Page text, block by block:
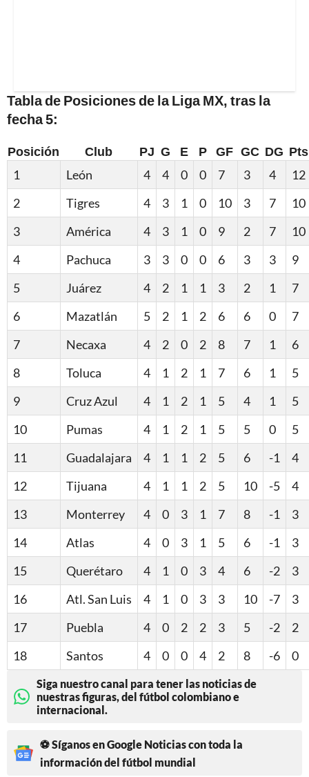
Tabla de Posiciones de la Liga MX, tras la
fecha 5:
Posición Club PJ G E P GF GC DG Pts
1
León 4 4 0 0 7 3 4
12
2
Tigres 4 3 1 0 10 3 7
10
3
América 4 3 1 0 9 2 7
10
4
Pachuca 3 3 0 0 6 3 3
9
5
Juárez 4 2 1 1 3 2 1
7
6
Mazatlán 5 2 1 2 6 6 0
7
7
Necaxa 4 2 0 2 8 7 1
6
8
Toluca 4 1 2 1 7 6 1
5
9
Cruz Azul 4 1 2 1 5 4 1
5
10
Pumas 4 1 2 1 5 5 0
5
11
Guadalajara 4 1 1 2 5 6 -1
4
12
Tijuana 4 1 1 2 5 10 -5
4
13
Monterrey 4 0 3 1 7 8 -1
3
14
Atlas 4 0 3 1 5 6 -1
3
15
Querétaro 4 1 0 3 4 6 -2
3
16
Atl. San Luis 4 1 0 3 3 10 -7
3
17
Puebla 4 0 2 2 3 5 -2
2
18
Santos 4 0 0 4 2 8 -6 0
Siga nuestro canal para tener las noticias de
nuestras figuras, del fútbol colombiano e
internacional.
⚽ Síganos en Google Noticias con toda la
información del fútbol mundial